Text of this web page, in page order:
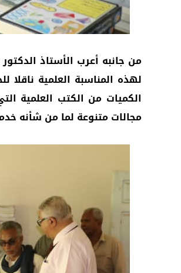
من جانبه أعرب الأستاذ
لهذه المناسبة العلمية
الكميات من الكتب العلمية
مجالات متنوعة لما من شأنه